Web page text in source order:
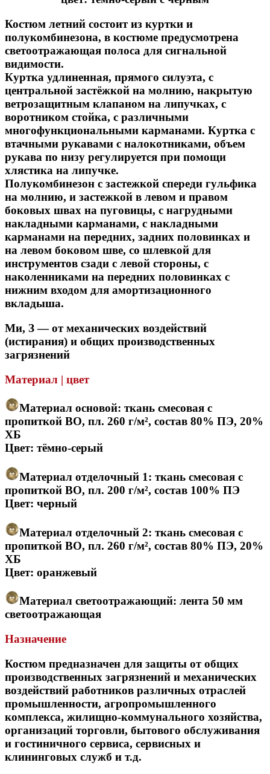
Костюм летний состоит из куртки и
полукомбинезона, в костюме предусмотрена
светоотражающая полоса для сигнальной
видимости.
Куртка удлиненная, прямого силуэта, с
центральной застёжкой на молнию, накрытую
ветрозащитным клапаном на липучках, с
воротником стойка, с различными
многофункциональными карманами. Куртка с
втачными рукавами с налокотниками, объем
рукава по низу регулируется при помощи
хлястика на липучке.
Полукомбинезон с застежкой спереди гульфика
на молнию, и застежкой в левом и правом
боковых швах на пуговицы, с нагрудными
накладными карманами, с накладными
карманами на передних, задних половинках и
на левом боковом шве, со шлевкой для
инструментов сзади с левой стороны, с
наколенниками на передних половинках с
нижним входом для амортизационного
вкладыша.
Ми, З — от механических воздействий
(истирания) и общих производственных
загрязнений
Материал | цвет
Материал основой: ткань смесовая с
пропиткой ВО, пл. 260 г/м², состав 80% ПЭ, 20%
ХБ
Цвет: тёмно-серый
Материал отделочный 1: ткань смесовая с
пропиткой ВО, пл. 200 г/м², состав 100% ПЭ
Цвет: черный
Материал отделочный 2: ткань смесовая с
пропиткой ВО, пл. 260 г/м², состав 80% ПЭ, 20%
ХБ
Цвет: оранжевый
Материал светоотражающий: лента 50 мм
светоотражающая
Назначение
Костюм предназначен для защиты от общих
производственных загрязнений и механических
воздействий работников различных отраслей
промышленности, агропромышленного
комплекса, жилищно-коммунального хозяйства,
организаций торговли, бытового обслуживания
и гостиничного сервиса, сервисных и
клининговых служб и т.д.